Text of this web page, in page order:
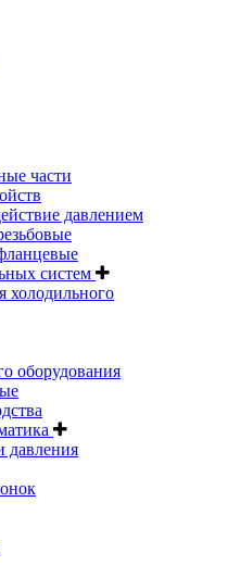
части
давлением
систем
холодильного
оборудования
давления